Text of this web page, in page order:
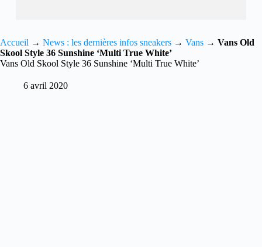
Accueil → News : les dernières infos sneakers → Vans → Vans Old
Skool Style 36 Sunshine ‘Multi True White’
Vans Old Skool Style 36 Sunshine ‘Multi True White’
6 avril 2020